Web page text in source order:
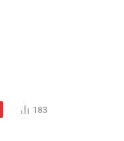
183